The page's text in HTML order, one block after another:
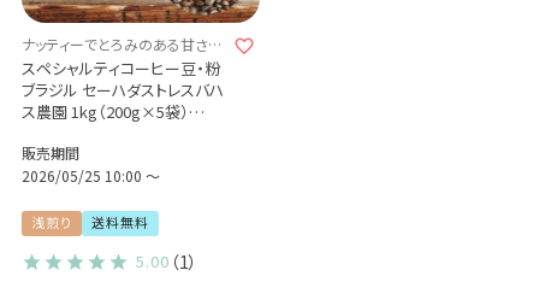
ナッティーでとろみのある甘さが
特徴
スペシャルティコーヒー豆・粉
ブラジル セーハダストレスバハ
ス農園 1kg（200g×5袋）
Brazil Fazenda Serra Das
Tres Barras / Yellow Bourbon
販売期間
2026/05/25 10:00 〜
浅煎り 送料無料
5.00 （1）